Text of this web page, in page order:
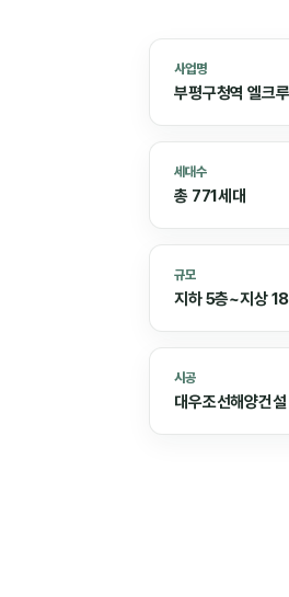
사업명
부평구청역 엘크루
세대수
총 771세대
규모
지하 5층~지상
시공
대우조선해양건설